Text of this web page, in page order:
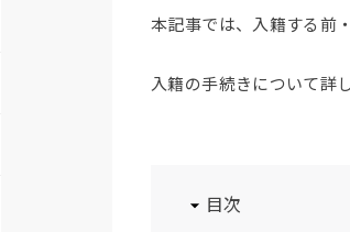
本記事では、入籍する前
入籍の手続きについて詳
目次